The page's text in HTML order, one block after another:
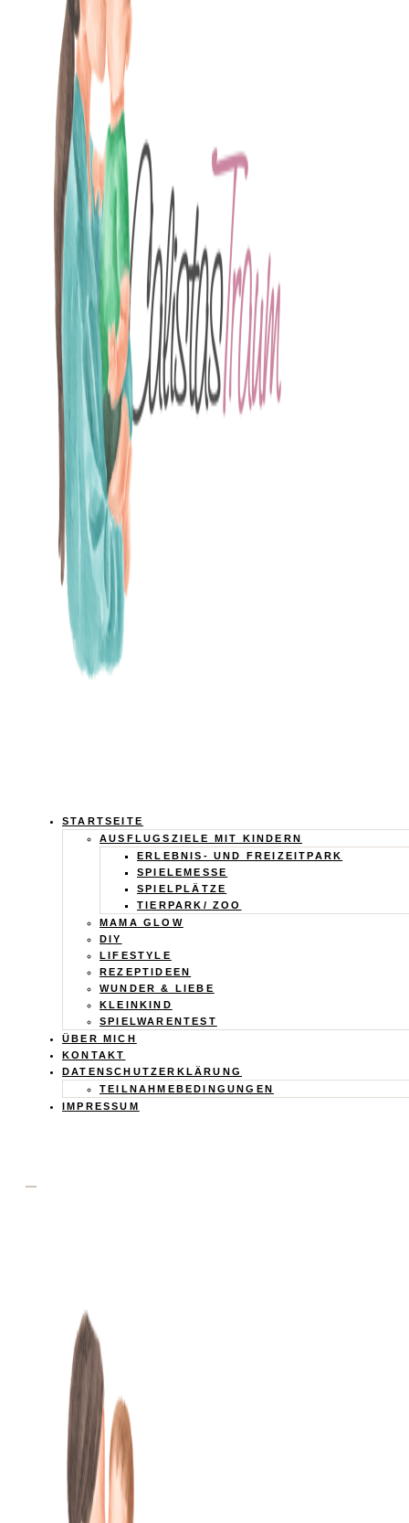
Calistas
Traum
STARTSEITE
AUSFLUGSZIELE MIT KINDERN
ERLEBNIS- UND FREIZEITPARK
SPIELEMESSE
SPIELPLÄTZE
TIERPARK/ ZOO
MAMA GLOW
DIY
LIFESTYLE
REZEPTIDEEN
WUNDER & LIEBE
KLEINKIND
SPIELWARENTEST
ÜBER MICH
KONTAKT
DATENSCHUTZERKLÄRUNG
TEILNAHMEBEDINGUNGEN
IMPRESSUM